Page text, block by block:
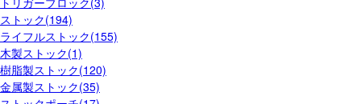
ストック(194)
ライフルストック(155)
木製ストック(1)
樹脂製ストック(120)
金属製ストック(35)